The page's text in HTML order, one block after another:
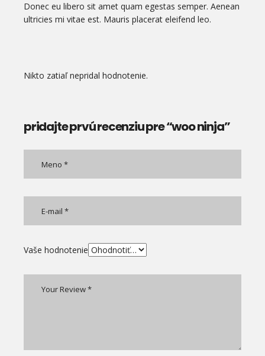
Donec eu libero sit amet quam egestas semper. Aenean
ultricies mi vitae est. Mauris placerat eleifend leo.
Nikto zatiaľ nepridal hodnotenie.
pridajte prvú recenziu pre “woo ninja”
Vaše hodnotenie